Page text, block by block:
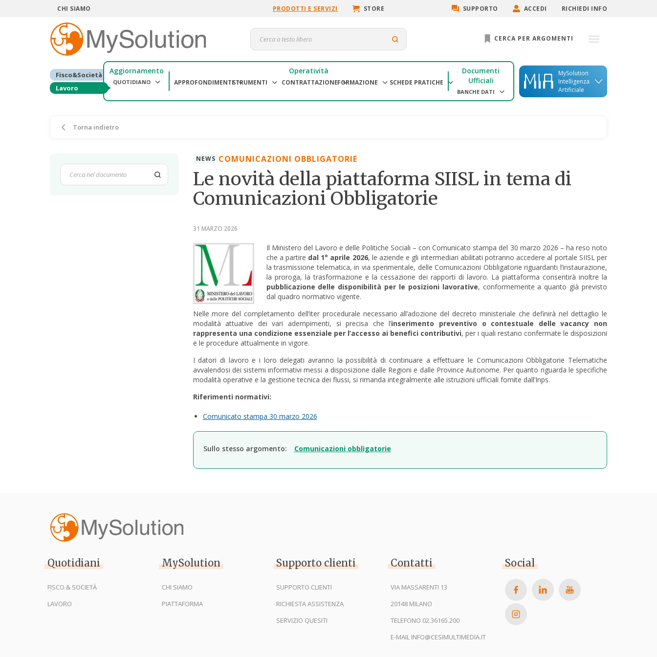
CHI SIAMO PRODOTTI E SERVIZI STORE SUPPORTO ACCEDI RICHIEDI INFO
CERCA PER ARGOMENTI
Fisco&Società
Lavoro
Aggiornamento
QUOTIDIANO
Operatività
APPROFONDIMENTISTRUMENTI CONTRATTAZIONEFORMAZIONE SCHEDE PRATICHE
Documenti
Ufficiali
BANCHE DATI
MySolution
Intelligenza
Artificiale
Torna indietro
NEWS COMUNICAZIONI OBBLIGATORIE
Le novità della piattaforma SIISL in tema di
Comunicazioni Obbligatorie
31 MARZO 2026
Il Ministero del Lavoro e delle Politiche Sociali – con Comunicato stampa del 30 marzo 2026 – ha reso noto
che a partire dal 1° aprile 2026, le aziende e gli intermediari abilitati potranno accedere al portale SIISL per
la trasmissione telematica, in via sperimentale, delle Comunicazioni Obbligatorie riguardanti l’instaurazione,
la proroga, la trasformazione e la cessazione dei rapporti di lavoro. La piattaforma consentirà inoltre la
pubblicazione delle disponibilità per le posizioni lavorative, conformemente a quanto già previsto
dal quadro normativo vigente.
Nelle more del completamento dell’iter procedurale necessario all’adozione del decreto ministeriale che definirà nel dettaglio le
modalità attuative dei vari adempimenti, si precisa che l’inserimento preventivo o contestuale delle vacancy non
rappresenta una condizione essenziale per l’accesso ai benefici contributivi, per i quali restano confermate le disposizioni
e le procedure attualmente in vigore.
I datori di lavoro e i loro delegati avranno la possibilità di continuare a effettuare le Comunicazioni Obbligatorie Telematiche
avvalendosi dei sistemi informativi messi a disposizione dalle Regioni e dalle Province Autonome. Per quanto riguarda le specifiche
modalità operative e la gestione tecnica dei flussi, si rimanda integralmente alle istruzioni ufficiali fornite dall’Inps.
Riferimenti normativi:
Comunicato stampa 30 marzo 2026
Sullo stesso argomento: Comunicazioni obbligatorie
Quotidiani
FISCO & SOCIETÀ
LAVORO
MySolution
CHI SIAMO
PIATTAFORMA
Supporto clienti
SUPPORTO CLIENTI
RICHIESTA ASSISTENZA
SERVIZIO QUESITI
Contatti
VIA MASSARENTI 13
20148 MILANO
TELEFONO 02.36165.200
E-MAIL INFO@CESIMULTIMEDIA.IT
Social